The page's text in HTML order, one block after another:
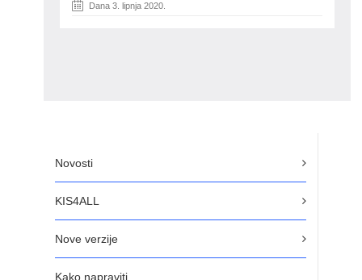
Novosti
KIS4ALL
Nove verzije
Kako napraviti
Dana 3. lipnja 2020.